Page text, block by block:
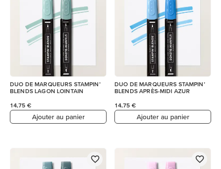
DUO DE MARQUEURS STAMPIN’
BLENDS LAGON LOINTAIN
14,75 €
Ajouter au panier
DUO DE MARQUEURS STAMPIN’
BLENDS APRÈS-MIDI AZUR
14,75 €
Ajouter au panier